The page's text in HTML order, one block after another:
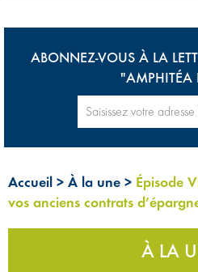
ABONNEZ-VOUS À LA
"AMPHITÉA
Accueil > À la une > Épisode
vos anciens contrats
À LA